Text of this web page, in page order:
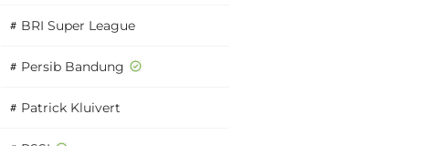
# BRI Super League
# Persib Bandung
# Patrick Kluivert